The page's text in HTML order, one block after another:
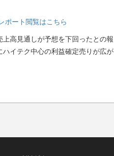
ポート閲覧はこちら
高見通しが予想を下回ったとの報
イテク中心の利益確定売りが広が